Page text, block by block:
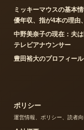
ミッキーマウスの基本
優年収、指が4本の理由
中野美奈子の現在：夫
テレビアナウンサー
豊田裕大のプロフィー
ポリシー
運営情報、ポリシー、読者向